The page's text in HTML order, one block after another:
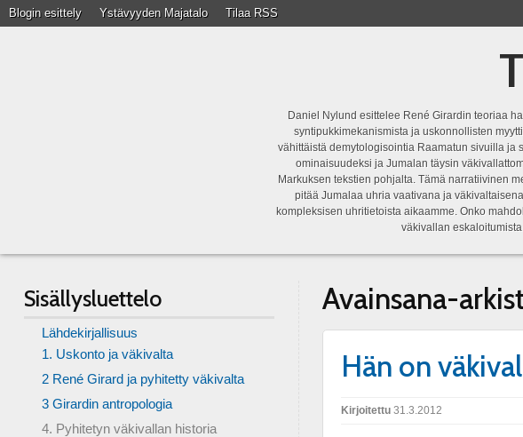
Blogin esittely Ystävyyden Majatalo Tilaa RSS
Daniel Nylund esittelee René Girardin teoriaa
syntipukkimekanismista ja uskonnollisten
vähittäistä demytologisointia Raamatun sivuilla ja
ominaisuudeksi ja Jumalan täysin
Markuksen tekstien pohjalta. Tämä narratiivinen
pitää Jumalaa uhria vaativana ja
kompleksisen uhritietoista aikaamme. Onko
väkivallan
Avainsana-
Hän on
Kirjoitettu31.3.2012
Sisällysluettelo
Lähdekirjallisuus
1. Uskonto ja väkivalta
2 René Girard ja pyhitetty väkivalta
3 Girardin antropologia
4. Pyhitetyn väkivallan historia